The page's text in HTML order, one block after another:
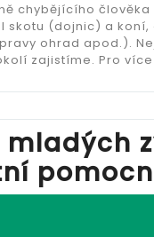
chybějícího
skotu (dojnic) a
ohrad apod.).
zajistíme. Pro